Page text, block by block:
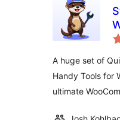
A huge set of
Handy Tools for
ultimate